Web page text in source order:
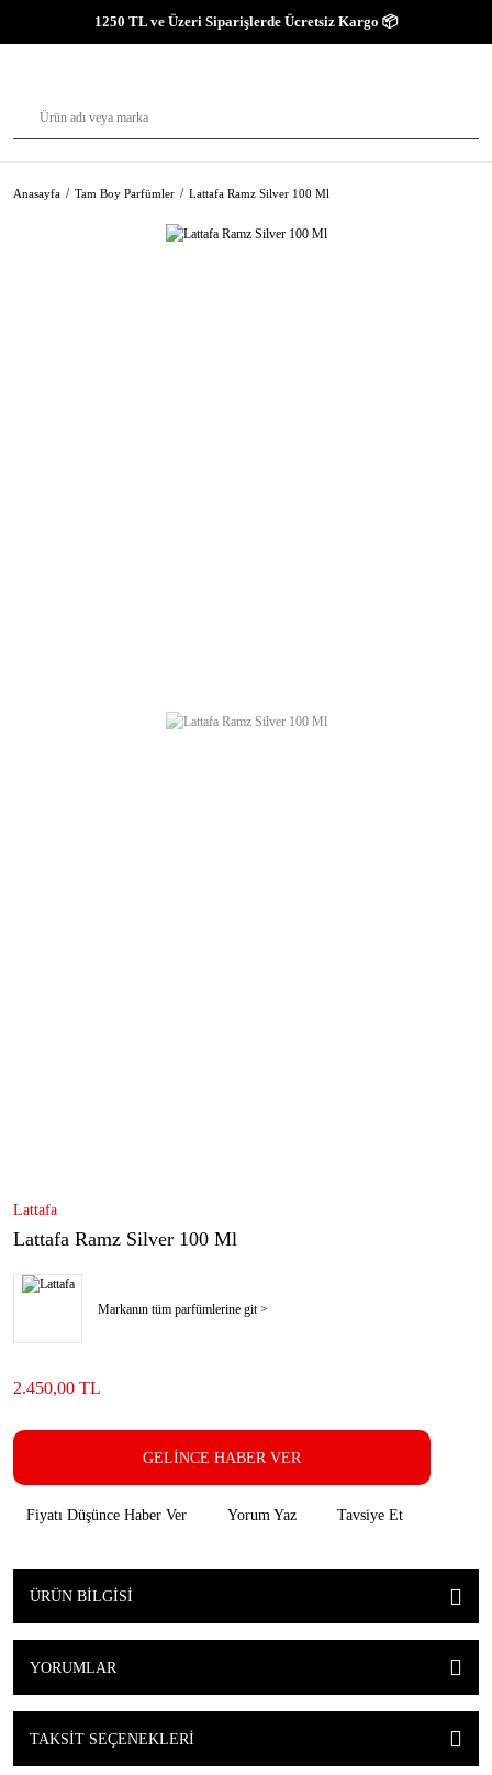
1250 TL ve Üzeri Siparişlerde Ücretsiz Kargo 📦
Anasayfa Tam Boy Parfümler Lattafa Ramz Silver 100 Ml
Lattafa
Lattafa Ramz Silver 100 Ml
Markanın tüm parfümlerine git >
2.450,00 TL
GELİNCE HABER VER
Fiyatı Düşünce Haber Ver Yorum Yaz Tavsiye Et
ÜRÜN BILGISI
YORUMLAR
TAKSIT SEÇENEKLERI